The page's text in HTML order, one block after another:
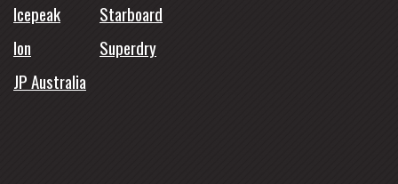
Icepeak
Starboard
Ion
Superdry
JP Australia